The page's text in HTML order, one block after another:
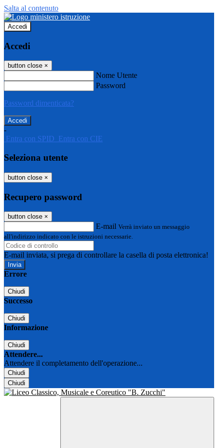
Salta al contenuto
Accedi
Accedi
button close ×
Nome Utente
Password
Password dimenticata?
-
Entra con SPID Entra con CIE
Seleziona utente
button close ×
Recupero password
button close ×
E-mail Verrà inviato un messaggio
all'indirizzo indicato con le istruzioni necessarie.
E-mail inviata, si prega di controllare la casella di posta elettronica!
Errore
Chiudi
Successo
Chiudi
Informazione
Chiudi
Attendere...
Attendere il completamento dell'operazione...
Chiudi
Chiudi